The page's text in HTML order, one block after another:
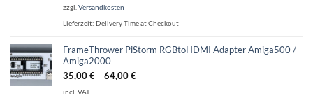
zzgl. Versandkosten
Lieferzeit: Delivery Time at Checkout
FrameThrower PiStorm RGBtoHDMI Adapter Amiga500 /
Amiga2000
35,00€ –64,00€
incl. VAT